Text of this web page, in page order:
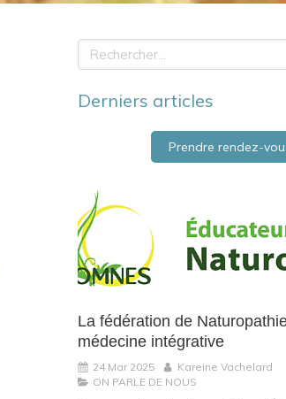
Rechercher
Derniers articles
Prendre rendez-
La fédération de
médecine intégrative
24 Mar 2025
Kareine Vachelard
ON PARLE DE NOUS